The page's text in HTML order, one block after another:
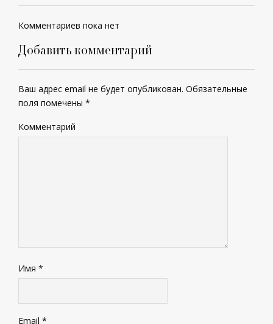
Комментариев пока нет
Добавить комментарий
Ваш адрес email не будет опубликован. Обязательные
поля помечены *
Комментарий
Имя *
Email *